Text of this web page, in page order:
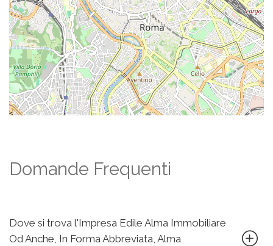
Domande Frequenti
Dove si trova l'Impresa Edile Alma Immobiliare
Od Anche, In Forma Abbreviata, Alma